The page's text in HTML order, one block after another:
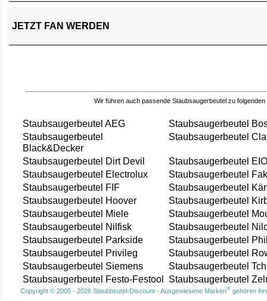
JETZT FAN WERDEN
Wir führen auch passende Staubsaugerbeutel zu folgenden
Staubsaugerbeutel AEG
Staubsaugerbeutel
Staubsaugerbeutel
Black&Decker
Staubsaugerbeutel
Staubsaugerbeutel Dirt Devil
Staubsaugerbeutel
Staubsaugerbeutel Electrolux
Staubsaugerbeutel
Staubsaugerbeutel FIF
Staubsaugerbeutel
Staubsaugerbeutel Hoover
Staubsaugerbeutel
Staubsaugerbeutel Miele
Staubsaugerbeutel
Staubsaugerbeutel Nilfisk
Staubsaugerbeutel
Staubsaugerbeutel Parkside
Staubsaugerbeutel
Staubsaugerbeutel Privileg
Staubsaugerbeutel
Staubsaugerbeutel Siemens
Staubsaugerbeutel
Staubsaugerbeutel Festo-Festool
Staubsaugerbeutel
Copyright © 2005 - 2026 Staubbeutel-Discount - Ausgewiesene Marken®gehören